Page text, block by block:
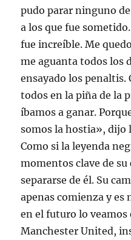
pudo parar ninguno
a los que fue
fue increíble. Me
me aguanta todos los
ensayado los
todos en la piña de la
íbamos a ganar.
somos la hostia», dijo
Como si la leyenda
momentos clave de su
separarse de él. Su
apenas comienza y es
en el futuro lo
Manchester United,